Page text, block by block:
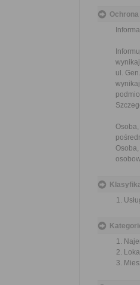
ul.
Lokal